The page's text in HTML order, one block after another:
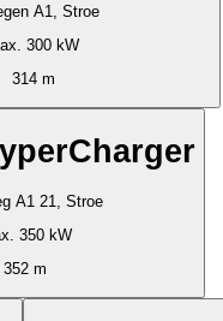
A1, Stroe
300 kW
314 m
A1 21, Stroe
350 kW
352 m